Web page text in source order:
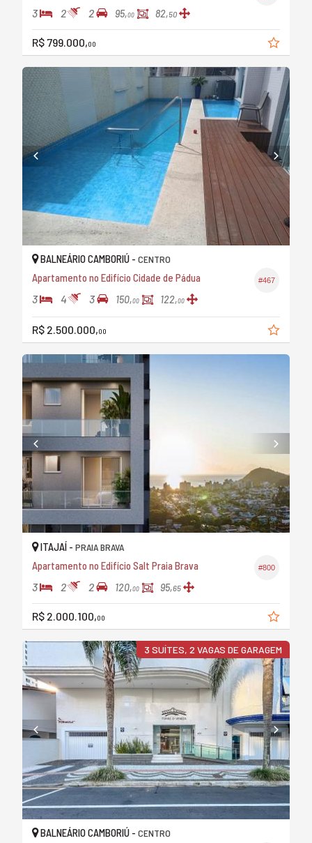
3 2 2 95,00 82,50
R$ 799.000,00
#467
BALNEÁRIO CAMBORIÚ - CENTRO
Apartamento no Edifício Cidade de Pádua
3 4 3 150,00 122,00
R$ 2.500.000,00
#800
ITAJAÍ - PRAIA BRAVA
Apartamento no Edifício Salt Praia Brava
3 2 2 120,00 95,65
R$ 2.000.100,00
3 SUÍTES, 2 VAGAS DE GARAGEM
BALNEÁRIO CAMBORIÚ - CENTRO